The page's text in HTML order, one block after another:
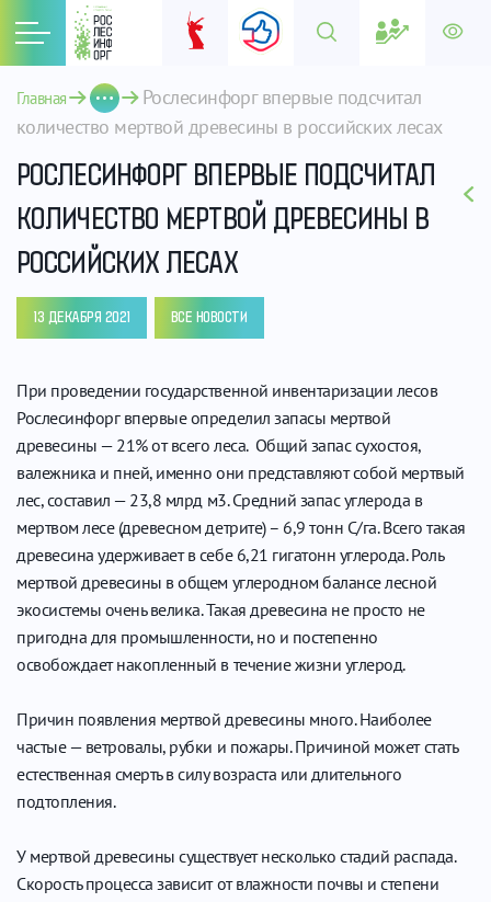
Главная
Рослесинфорг впервые подсчитал
количество мертвой древесины в российских лесах
РОСЛЕСИНФОРГ ВПЕРВЫЕ ПОДСЧИТАЛ
КОЛИЧЕСТВО МЕРТВОЙ ДРЕВЕСИНЫ В
РОССИЙСКИХ ЛЕСАХ
13 ДЕКАБРЯ 2021 ВСЕ НОВОСТИ
При проведении государственной инвентаризации лесов
Рослесинфорг впервые определил запасы мертвой
древесины — 21% от всего леса. Общий запас сухостоя,
валежника и пней, именно они представляют собой мертвый
лес, составил — 23,8 млрд м3. Средний запас углерода в
мертвом лесе (древесном детрите) – 6,9 тонн С/га. Всего такая
древесина удерживает в себе 6,21 гигатонн углерода. Роль
мертвой древесины в общем углеродном балансе лесной
экосистемы очень велика. Такая древесина не просто не
пригодна для промышленности, но и постепенно
освобождает накопленный в течение жизни углерод.
Причин появления мертвой древесины много. Наиболее
частые — ветровалы, рубки и пожары. Причиной может стать
естественная смерть в силу возраста или длительного
подтопления.
У мертвой древесины существует несколько стадий распада.
Скорость процесса зависит от влажности почвы и степени